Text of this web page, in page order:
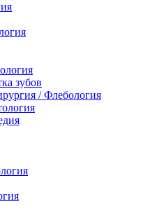
зубов
/ Флебология